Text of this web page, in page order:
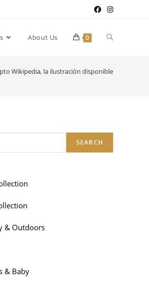
About Us 0
Wikipedia, la ilustración disponible
SEARCH
& Outdoors
& Baby